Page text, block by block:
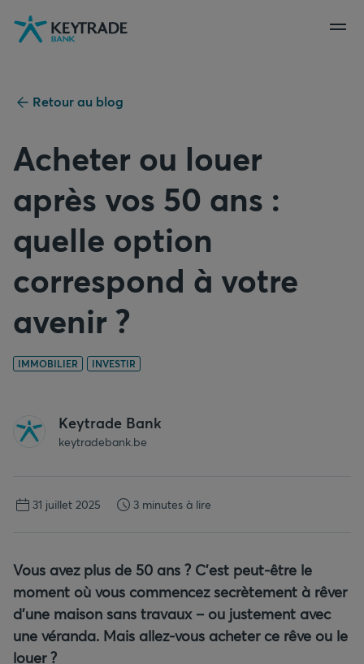
Aller
Aller
Aller
au
Retour au blog
Acheter ou louer
après vos 50 ans :
quelle option
correspond à votre
avenir ?
IMMOBILIER INVESTIR
Keytrade Bank
keytradebank.be
31 juillet 2025 3 minutes à lire
Vous avez plus de 50 ans ? C’est peut-être le
moment où vous commencez secrètement à rêver
d’une maison sans travaux – ou justement avec
une véranda. Mais allez-vous acheter ce rêve ou le
louer ?